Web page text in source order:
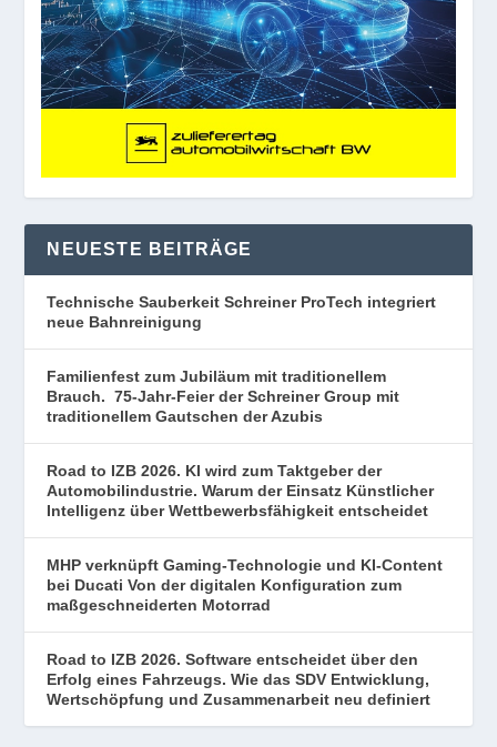
NEUESTE BEITRÄGE
Technische Sauberkeit Schreiner ProTech integriert
neue Bahnreinigung
Familienfest zum Jubiläum mit traditionellem
Brauch. 75-Jahr-Feier der Schreiner Group mit
traditionellem Gautschen der Azubis
Road to IZB 2026. KI wird zum Taktgeber der
Automobilindustrie. Warum der Einsatz Künstlicher
Intelligenz über Wettbewerbsfähigkeit entscheidet
MHP verknüpft Gaming-Technologie und KI-Content
bei Ducati Von der digitalen Konfiguration zum
maßgeschneiderten Motorrad
Road to IZB 2026. Software entscheidet über den
Erfolg eines Fahrzeugs. Wie das SDV Entwicklung,
Wertschöpfung und Zusammenarbeit neu definiert